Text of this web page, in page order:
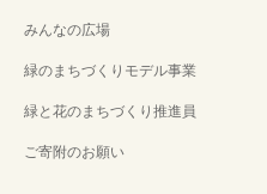
みんなの広場
緑のまちづくりモデル事業
緑と花のまちづくり推進員
ご寄附のお願い